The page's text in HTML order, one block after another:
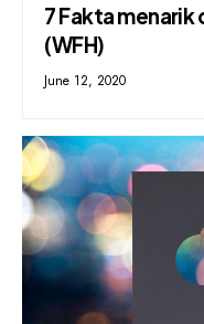
7 Fakta menarik
(WFH)
June 12, 2020